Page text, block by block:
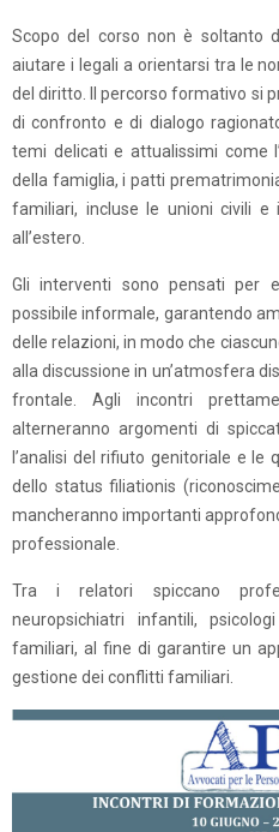
Scopo del corso non è soltanto
aiutare i legali a orientarsi tra le
del diritto. Il percorso formativo si
di confronto e di dialogo
temi delicati e attualissimi come
della famiglia, i patti
familiari, incluse le unioni civili
all’estero.
Gli interventi sono pensati per
possibile informale, garantendo
delle relazioni, in modo che
alla discussione in un’atmosfera
frontale. Agli incontri
alterneranno argomenti di
l’analisi del rifiuto genitoriale e le
dello status filiationis
mancheranno importanti
professionale.
Tra i relatori spiccano
neuropsichiatri infantili,
familiari, al fine di garantire un
gestione dei conflitti familiari.